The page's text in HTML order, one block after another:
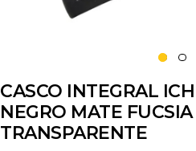
CASCO INTEGRAL
NEGRO MATE
TRANSPARENTE